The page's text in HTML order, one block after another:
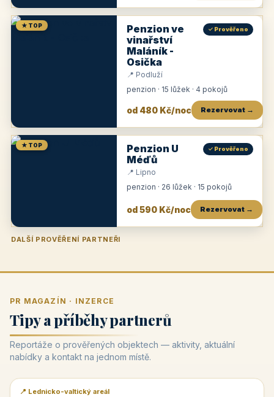
★ TOP
Penzion ve
vinařství
Maláník -
Osička
✓ Prověřeno
📍 Podluží
penzion · 15 lůžek · 4 pokojů
od 480 Kč/noc Rezervovat →
★ TOP
Penzion U
Méďů
✓ Prověřeno
📍 Lipno
penzion · 26 lůžek · 15 pokojů
od 590 Kč/noc Rezervovat →
DALŠÍ PROVĚŘENÍ PARTNEŘI
Penzion U Zámku Pension Faber
PR MAGAZÍN · INZERCE
Tipy a příběhy partnerů
Reportáže o prověřených objektech — aktivity, aktuální
nabídky a kontakt na jednom místě.
📰 PR článek
📍 Lednicko-valtický areál